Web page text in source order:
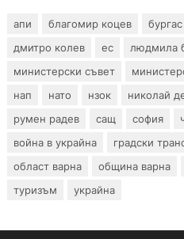
апи благомир коцев бургас
дмитро колев
ес людмила
министерски съвет
нап
нато нзок николай
румен радев
сащ софия
война в украйна
градски
област варна
община варна
туризъм
украйна